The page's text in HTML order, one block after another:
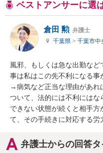
ベストアンサーに選
倉田 勲 弁護士
千葉県 > 千葉市中
風邪、もしくは急な出勤な
事は私はこの先不利になる事
→病気など正当な理由があれ
ついて、法的には不利には
できない状態が続くと相手
て、その手続きに対応する労
弁護士からの回答